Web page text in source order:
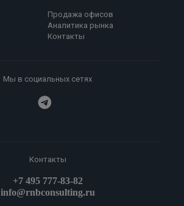
Продажа офисов
Аналитика рынка
Контакты
Мы в социальных сетях
Контакты
+7 495 777-83-82
info@rnbconsulting.ru